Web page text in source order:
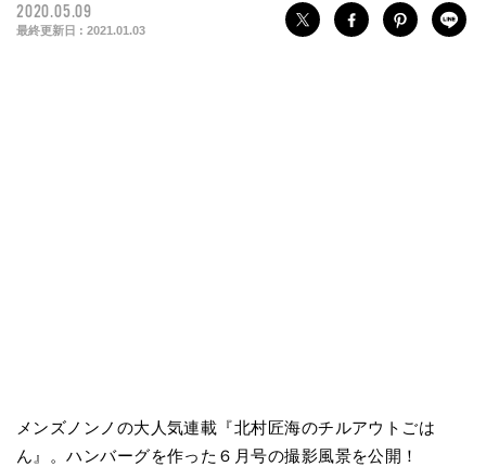
2020.05.09
最終更新日 : 2021.01.03
メンズノンノの大人気連載『北村匠海のチルアウトごは
ん』。ハンバーグを作った６月号の撮影風景を公開！